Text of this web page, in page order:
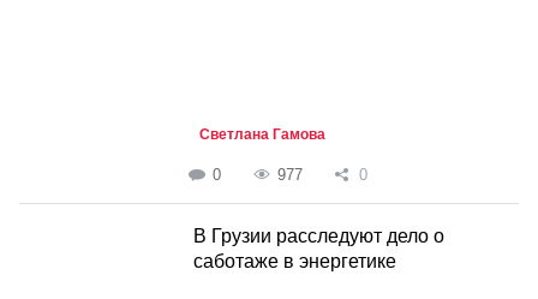
Светлана Гамова
0 977 0
В Грузии расследуют дело о
саботаже в энергетике